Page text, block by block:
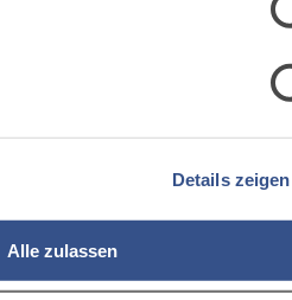
Details zeigen
Alle zulassen
anmelden